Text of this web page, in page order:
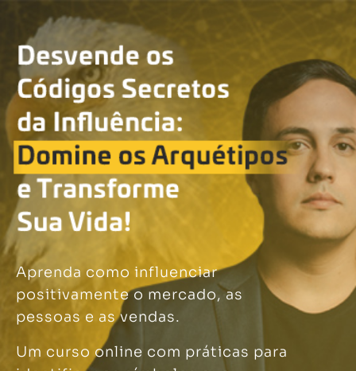
Aprenda como influenciar
positivamente o mercado, as
pessoas e as vendas.
Um curso online com práticas para